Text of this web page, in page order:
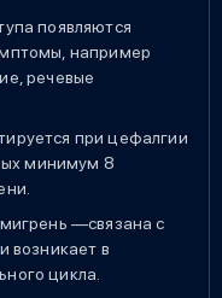
появляются
например
речевые
при цефалгии
минимум 8
—связана с
возникает в
цикла.